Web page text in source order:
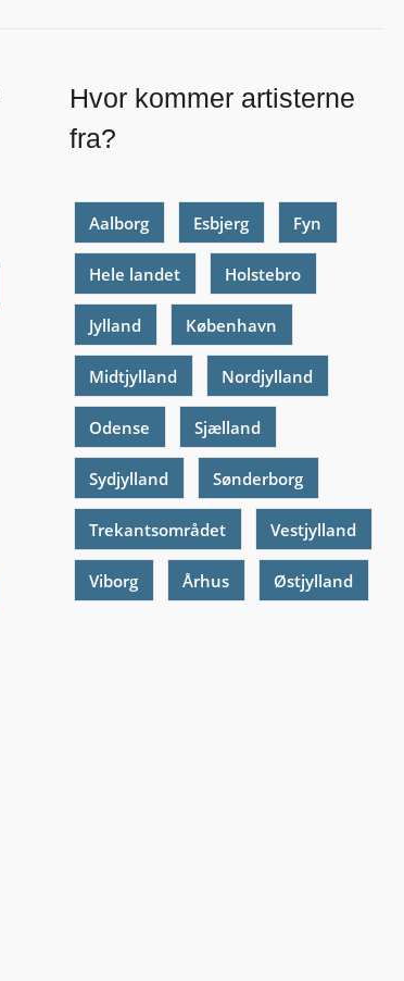
Hvor kommer artisterne
fra?
Aalborg Esbjerg Fyn
Hele landet Holstebro
Jylland København
Midtjylland Nordjylland
Odense Sjælland
Sydjylland Sønderborg
Trekantsområdet Vestjylland
Viborg Århus Østjylland